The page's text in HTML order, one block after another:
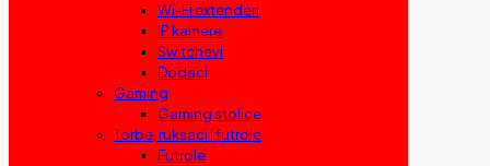
Wi-Fi extenderi
IP kamere
Switchevi
Dodaci
Gaming
Gaming stolice
Torbe, ruksaci i futrole
Futrole